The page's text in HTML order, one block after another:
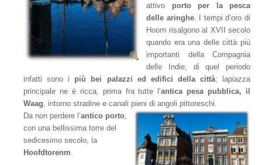
attivo porto per la pesca
delle aringhe. I tempi d’oro di
Hoorn risalgono al XVII secolo
quando era una delle città più
importanti della Compagnia
delle Indie; di quel periodo
infatti sono i più bei palazzi ed edifici della città; lapiazza
principale ne è ricca, prima fra tutte l’antica pesa pubblica, il
Waag , intorno stradine e canali pieni di angoli pittoreschi.
Da non perdere l’antico porto
con una bellissima torre del
sedicesimo secolo, la
Hoofdtorenm